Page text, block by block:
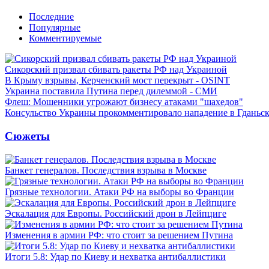
Последние
Популярные
Комментируемые
Сикорский призвал сбивать ракеты РФ над Украиной
В Крыму взрывы, Керченский мост перекрыт - OSINT
Украина поставила Путина перед дилеммой - СМИ
Флеш: Мошенники угрожают бизнесу атаками "шахедов"
Консульство Украины прокомментировало нападение в
Сюжеты
Банкет генералов. Последствия взрыва в Москве
Грязные технологии. Атаки РФ на выборы во Франции
Эскалация для Европы. Российский дрон в Лейпциге
Изменения в армии РФ: что стоит за решением Путина
Итоги 5.8: Удар по Киеву и нехватка антибаллистики